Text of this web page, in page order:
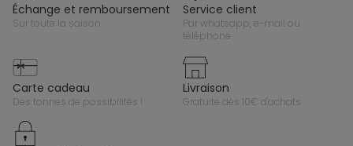
échange et remboursement
sur toute la saison
service client
par whatsapp, e-mail ou
téléphone
carte cadeau
des tonnes de possibilités !
livraison
gratuite dès 10€ d'achats